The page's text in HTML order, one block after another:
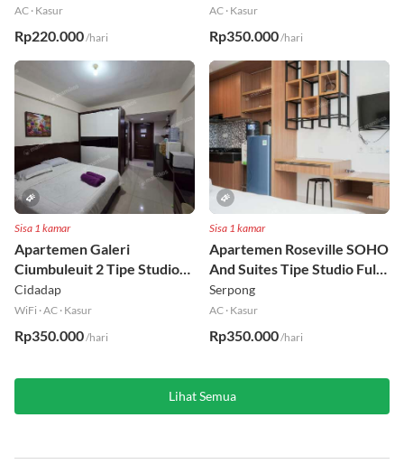
AC · Kasur
Rp220.000/hari
AC · Kasur
Rp350.000/hari
Sisa 1 kamar
Apartemen Galeri
Ciumbuleuit 2 Tipe Studio
Full Furnished Lt 30
Cidadap
WiFi ·AC · Kasur
Rp350.000/hari
Sisa 1 kamar
Apartemen Roseville SOHO
And Suites Tipe Studio Full
Furnished Lt 16
Serpong
AC · Kasur
Rp350.000/hari
Lihat Semua